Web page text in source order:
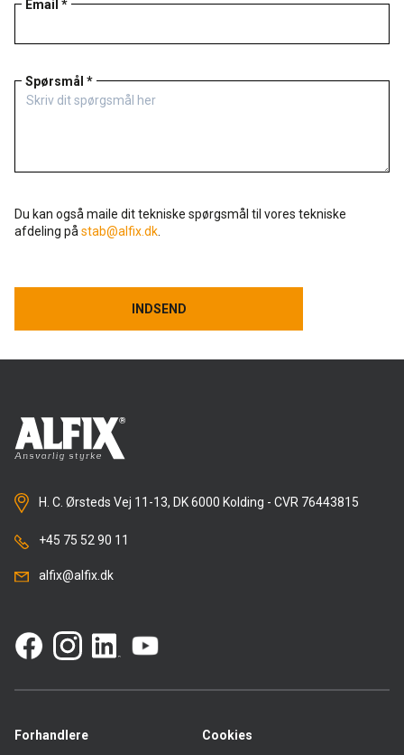
Email *
Spørsmål *
Du kan også maile dit tekniske spørgsmål til vores tekniske
afdeling på stab@alfix.dk
INDSEND
INDSEND
H. C. Ørsteds Vej 11-13, DK 6000 Kolding - CVR 76443815
+45 75 52 90 11
alfix@alfix.dk
Forhandlere
Cookies